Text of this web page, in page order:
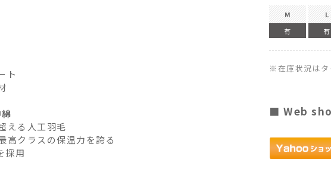
M
有
L
有
※在庫状況はタ
■ Web
ト
える人工羽毛
高クラスの保温力を誇る
用